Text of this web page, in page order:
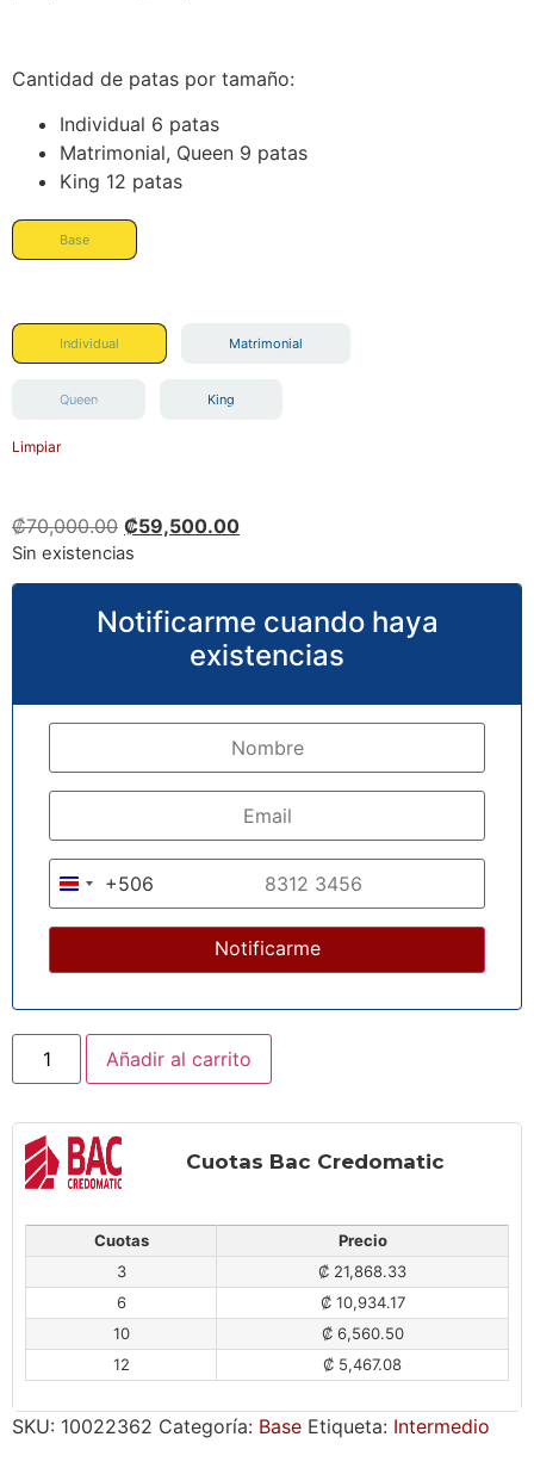
Cantidad de patas por tamaño:
Individual 6 patas
Matrimonial, Queen 9 patas
King 12 patas
Base
Individual Matrimonial
Queen King
Limpiar
₡70,000.00 ₡59,500.00
Sin existencias
Notificarme cuando haya
existencias
Costa Rica +506
+506
Añadir al carrito
Cuotas Bac Credomatic
Cuotas
Precio
3
₡ 21,868.33
6
₡ 10,934.17
10
₡ 6,560.50
12
₡ 5,467.08
SKU: 10022362 Categoría: Base Etiqueta: Intermedio